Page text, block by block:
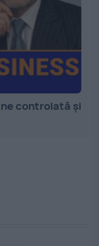
controlată și